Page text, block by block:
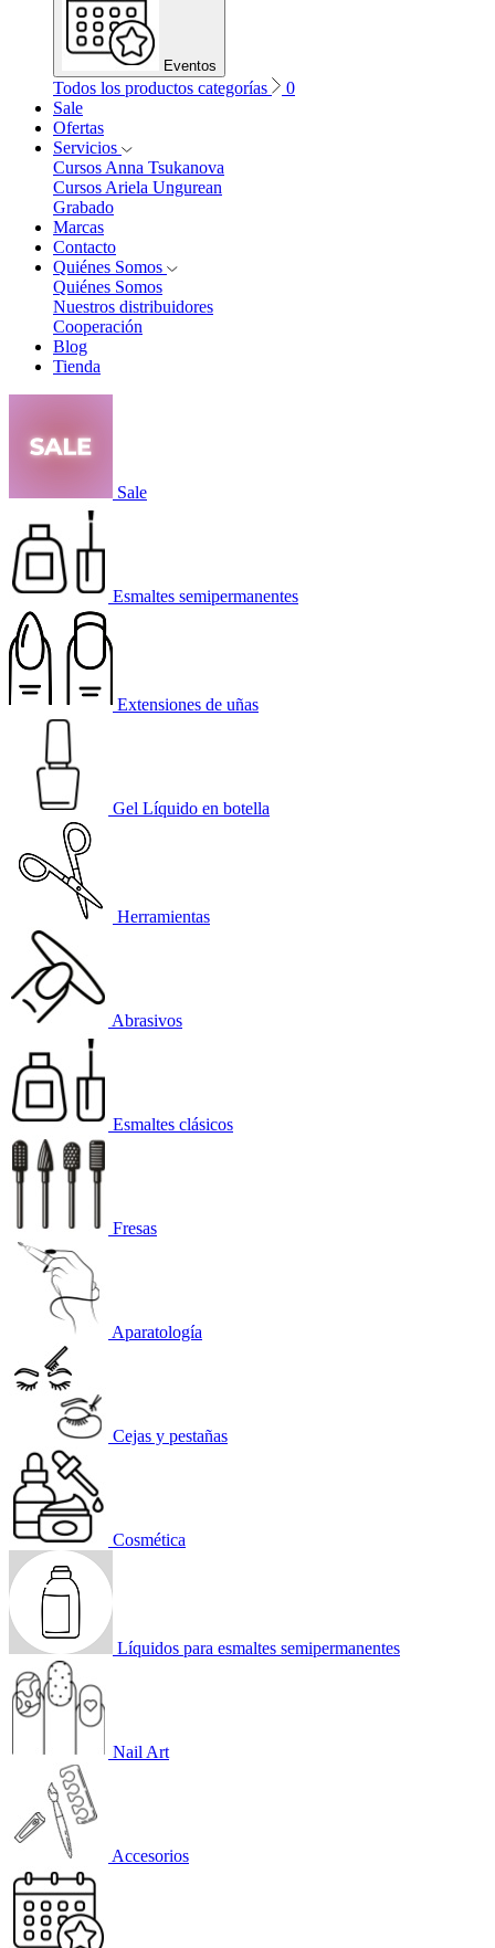
Eventos
Todos los productos categorías
0
Sale
Ofertas
Servicios
Cursos Anna Tsukanova
Cursos Ariela Ungurean
Grabado
Marcas
Contacto
Quiénes Somos
Quiénes Somos
Nuestros distribuidores
Cooperación
Blog
Tienda
Sale
Esmaltes semipermanentes
Extensiones de uñas
Gel Líquido en botella
Herramientas
Abrasivos
Esmaltes clásicos
Fresas
Aparatología
Cejas y pestañas
Cosmética
Líquidos para esmaltes semipermanentes
Nail Art
Accesorios